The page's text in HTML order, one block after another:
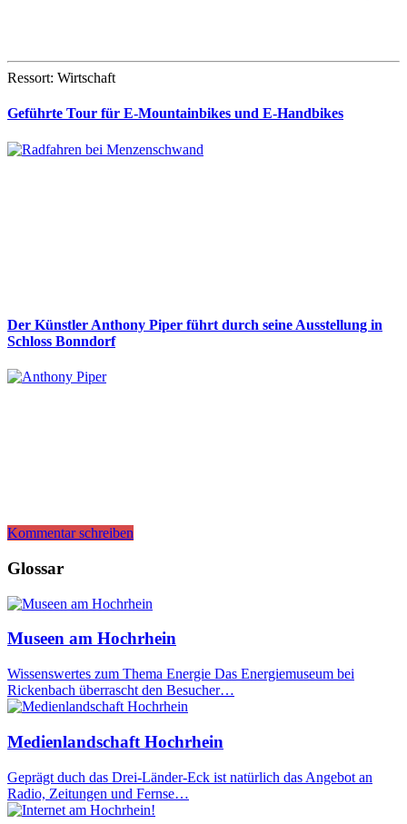
Ressort: Wirtschaft
Geführte Tour für E-Mountainbikes und E-Handbikes
Der Künstler Anthony Piper führt durch seine Ausstellung in
Schloss Bonndorf
Kommentar schreiben
Glossar
Museen am Hochrhein
Wissenswertes zum Thema Energie Das Energiemuseum bei
Rickenbach überrascht den Besucher…
Medienlandschaft Hochrhein
Geprägt duch das Drei-Länder-Eck ist natürlich das Angebot an
Radio, Zeitungen und Fernse…